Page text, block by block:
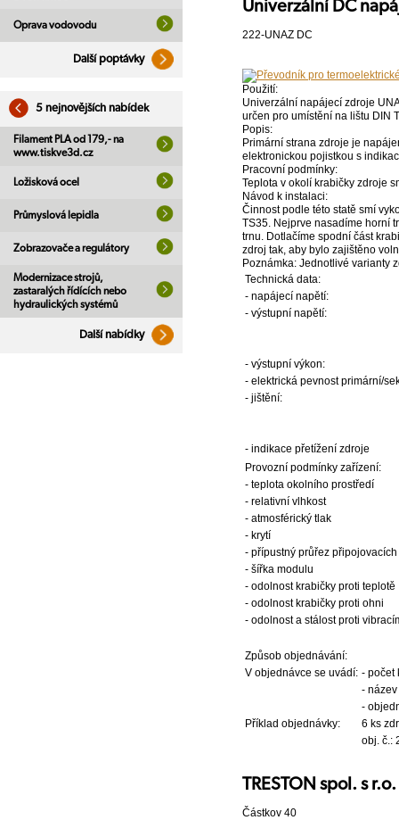
Oprava vodovodu
Další poptávky
5 nejnovějších nabídek
Filament PLA od 179,- na
www.tiskve3d.cz
Ložisková ocel
Průmyslová lepidla
Zobrazovače a regulátory
Modernizace strojů,
zastaralých řídících nebo
hydraulických systémů
Další nabídky
Univerzální DC
222-UNAZ DC
Použití:
Univerzální napájecí zdroje
určen pro umístění na lištu DIN
Popis:
Primární strana zdroje je
elektronickou pojistkou s
Pracovní podmínky:
Teplota v okolí krabičky zdroje
Návod k instalaci:
Činnost podle této statě smí
TS35. Nejprve nasadíme horní
trnu. Dotlačíme spodní část
zdroj tak, aby bylo zajištěno
Poznámka: Jednotlivé varianty
Technická data:
- napájecí napětí:
- výstupní napětí:
- výstupní výkon:
- elektrická pevnost primární/
- jištění:
- indikace přetížení zdroje
Provozní podmínky zařízení:
- teplota okolního prostředí
- relativní vlhkost
- atmosférický tlak
- krytí
- přípustný průřez
- šířka modulu
- odolnost krabičky proti teplotě
- odolnost krabičky proti ohni
- odolnost a stálost proti
Způsob objednávání:
V objednávce se uvádí: - počet
- název
-
Příklad objednávky:
6 ks
obj. č.:
TRESTON spol. s r.o.
Částkov 40